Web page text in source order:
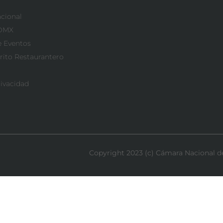
Eventos
Restaurantero
Copyright 2023 (c) Cámara Nacional